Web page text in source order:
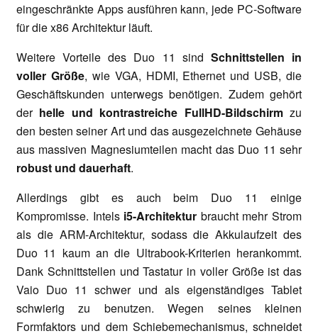
eingeschränkte Apps ausführen kann, jede PC-Software
für die x86 Architektur läuft.
Weitere Vorteile des Duo 11 sind Schnittstellen in
voller Größe, wie VGA, HDMI, Ethernet und USB, die
Geschäftskunden unterwegs benötigen. Zudem gehört
der helle und kontrastreiche FullHD-Bildschirmzu
den besten seiner Art und das ausgezeichnete Gehäuse
aus massiven Magnesiumteilen macht das Duo 11 sehr
robust und dauerhaft.
Allerdings gibt es auch beim Duo 11 einige
Kompromisse. Intels i5-Architektur braucht mehr Strom
als die ARM-Architektur, sodass die Akkulaufzeit des
Duo 11 kaum an die Ultrabook-Kriterien herankommt.
Dank Schnittstellen und Tastatur in voller Größe ist das
Vaio Duo 11 schwer und als eigenständiges Tablet
schwierig zu benutzen. Wegen seines kleinen
Formfaktors und dem Schiebemechanismus, schneidet